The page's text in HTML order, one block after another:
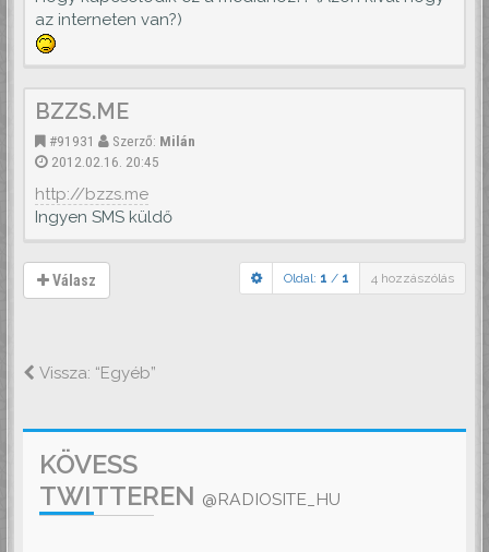
az interneten van?)
BZZS.ME
#91931 Szerző: Milán
2012.02.16. 20:45
http://bzzs.me
Ingyen SMS küldő
Válasz Oldal: 1 / 1 4 hozzászólás
Vissza: “Egyéb”
KÖVESS
TWITTEREN @RADIOSITE_HU